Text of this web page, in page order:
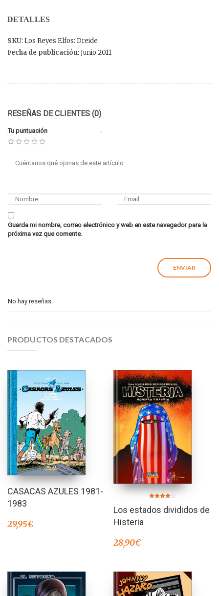
DETALLES
SKU: Los Reyes Elfos: Dreide
Fecha de publicación: Junio 2011
RESEÑAS DE CLIENTES (0)
Tu puntuación
Guarda mi nombre, correo electrónico y web en este navegador para la
próxima vez que comente.
No hay reseñas.
PRODUCTOS DESTACADOS
CASACAS AZULES 1981-
1983
29,95€
en
4.00
Los estados divididos de
Histeria
28,90€